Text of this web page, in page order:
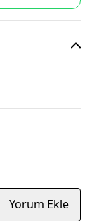
Yorum Ekle